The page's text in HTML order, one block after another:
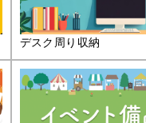
デスク周り収納